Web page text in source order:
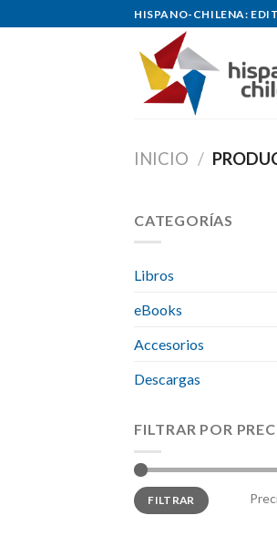
to
HISPANO-CHILENA:
INICIO /
CATEGORÍAS
Libros
eBooks
Accesorios
Descargas
FILTRAR POR
Precio
mínimo
Precio
máximo
FILTRAR